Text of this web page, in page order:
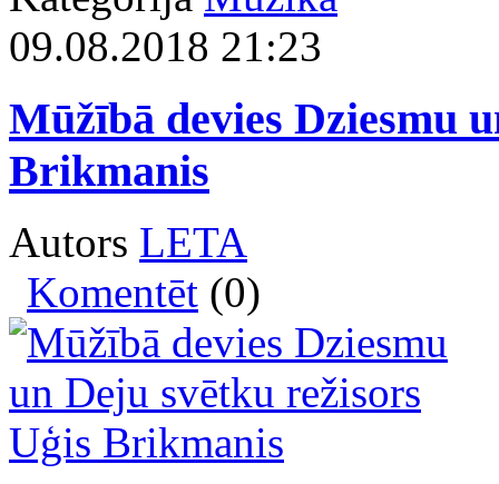
09.08.2018 21:23
Mūžībā devies Dziesmu
Brikmanis
Autors LETA
Komentēt (0)